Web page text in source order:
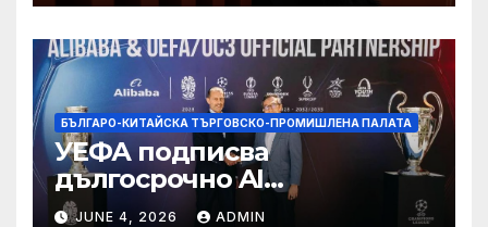
БЪЛГАРО-КИТАЙСКА ТЪРГОВСКО-ПРОМИШЛЕНА ПАЛАТА
УЕФА подписва
дългосрочно AI
партньорство с Alibaba
JUNE 4, 2026 ADMIN